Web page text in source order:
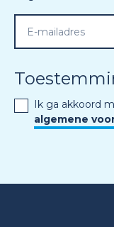
Ik ga akkoord
algemene